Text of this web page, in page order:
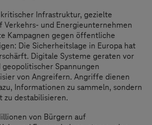
Infrastruktur, gezielte
Verkehrs- und Energieunternehmen
Kampagnen gegen öffentliche
Die Sicherheitslage in Europa hat
Digitale Systeme geraten vor
Spannungen
von Angreifern. Angriffe dienen
Informationen zu sammeln, sondern
zu destabilisieren.
von Bürgern auf